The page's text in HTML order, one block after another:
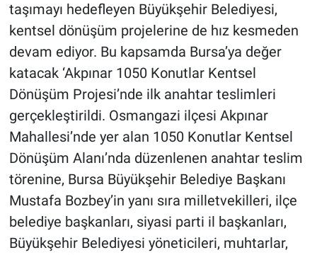
taşımayı hedefleyen Büyükşehir Belediyesi,
kentsel dönüşüm projelerine de hız kesmeden
devam ediyor. Bu kapsamda Bursa’ya değer
katacak ‘Akpınar 1050 Konutlar Kentsel
Dönüşüm Projesi’nde ilk anahtar teslimleri
gerçekleştirildi. Osmangazi ilçesi Akpınar
Mahallesi’nde yer alan 1050 Konutlar Kentsel
Dönüşüm Alanı’nda düzenlenen anahtar teslim
törenine, Bursa Büyükşehir Belediye Başkanı
Mustafa Bozbey’in yanı sıra milletvekilleri, ilçe
belediye başkanları, siyasi parti il başkanları,
Büyükşehir Belediyesi yöneticileri, muhtarlar,
İlan
Kimdir
Koronavirüs
Kültür Sanat
Ne demişti
Nedir
Popüler